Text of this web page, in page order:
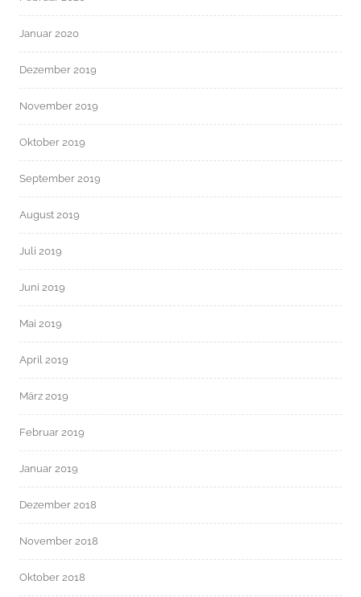
Januar 2020
Dezember 2019
November 2019
Oktober 2019
September 2019
August 2019
Juli 2019
Juni 2019
Mai 2019
April 2019
März 2019
Februar 2019
Januar 2019
Dezember 2018
November 2018
Oktober 2018